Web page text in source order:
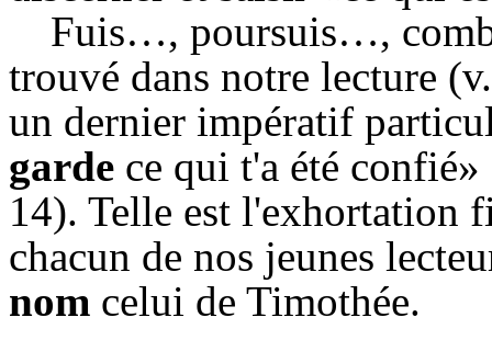
Fuis…, poursuis…,
trouvé dans notre lecture
un dernier impératif
garde ce qui t'a été
14). Telle est l'exhortation
chacun de nos jeunes
nom celui de Timothée.